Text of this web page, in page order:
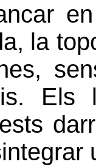
la
Els